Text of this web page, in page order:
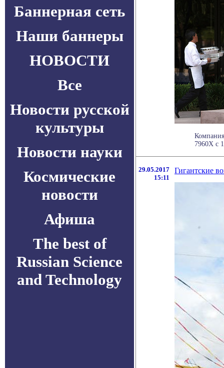
Баннерная сеть
Наши баннеры
НОВОСТИ
Все
Новости русской
культуры
Новости науки
Космические
новости
Афиша
The best of
Russian Science
and Technology
7960X с
29.05.2017
15:11
Гигантские